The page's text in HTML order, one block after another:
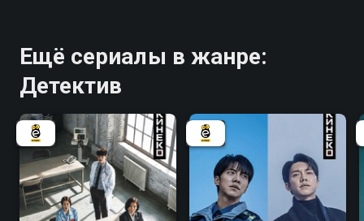
Ещё сериалы в жанре:
Детектив